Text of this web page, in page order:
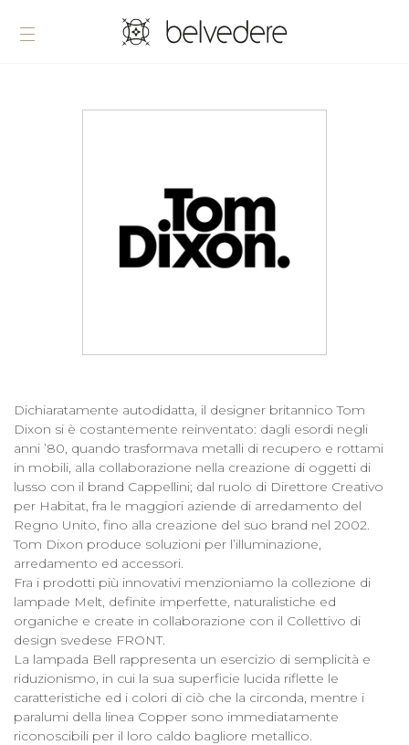
Dichiaratamente autodidatta, il designer britannico Tom
Dixon si è costantemente reinventato: dagli esordi negli
anni ’80, quando trasformava metalli di recupero e rottami
in mobili, alla collaborazione nella creazione di oggetti di
lusso con il brand Cappellini; dal ruolo di Direttore Creativo
per Habitat, fra le maggiori aziende di arredamento del
Regno Unito, fino alla creazione del suo brand nel 2002.
Tom Dixon produce soluzioni per l’illuminazione,
arredamento ed accessori.
Fra i prodotti più innovativi menzioniamo la collezione di
lampade Melt, definite imperfette, naturalistiche ed
organiche e create in collaborazione con il Collettivo di
design svedese FRONT.
La lampada Bell rappresenta un esercizio di semplicità e
riduzionismo, in cui la sua superficie lucida riflette le
caratteristiche ed i colori di ciò che la circonda, mentre i
paralumi della linea Copper sono immediatamente
riconoscibili per il loro caldo bagliore metallico.